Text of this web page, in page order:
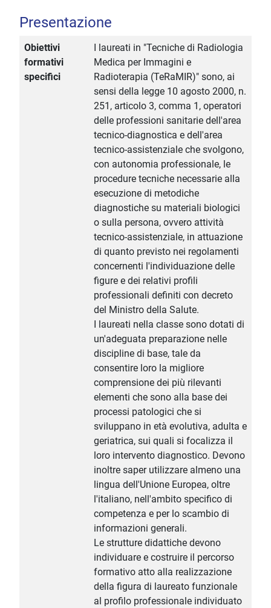
Presentazione
Obiettivi
formativi
specifici
I laureati in "Tecniche di Radiologia
Medica per Immagini e
Radioterapia (TeRaMIR)" sono, ai
sensi della legge 10 agosto 2000, n.
251, articolo 3, comma 1, operatori
delle professioni sanitarie dell'area
tecnico-diagnostica e dell'area
tecnico-assistenziale che svolgono,
con autonomia professionale, le
procedure tecniche necessarie alla
esecuzione di metodiche
diagnostiche su materiali biologici
o sulla persona, ovvero attività
tecnico-assistenziale, in attuazione
di quanto previsto nei regolamenti
concernenti l'individuazione delle
figure e dei relativi profili
professionali definiti con decreto
del Ministro della Salute.
I laureati nella classe sono dotati di
un'adeguata preparazione nelle
discipline di base, tale da
consentire loro la migliore
comprensione dei più rilevanti
elementi che sono alla base dei
processi patologici che si
sviluppano in età evolutiva, adulta e
geriatrica, sui quali si focalizza il
loro intervento diagnostico. Devono
inoltre saper utilizzare almeno una
lingua dell'Unione Europea, oltre
l'italiano, nell'ambito specifico di
competenza e per lo scambio di
informazioni generali.
Le strutture didattiche devono
individuare e costruire il percorso
formativo atto alla realizzazione
della figura di laureato funzionale
al profilo professionale individuato